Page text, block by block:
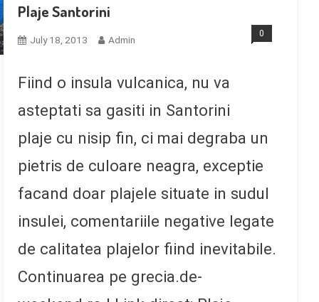
Plaje Santorini
July 18, 2013 Admin
0
Fiind o insula vulcanica, nu va
asteptati sa gasiti in Santorini
plaje cu nisip fin, ci mai degraba un
pietris de culoare neagra, exceptie
facand doar plajele situate in sudul
insulei, comentariile negative legate
de calitatea plajelor fiind inevitabile.
Continuarea pe grecia.de-